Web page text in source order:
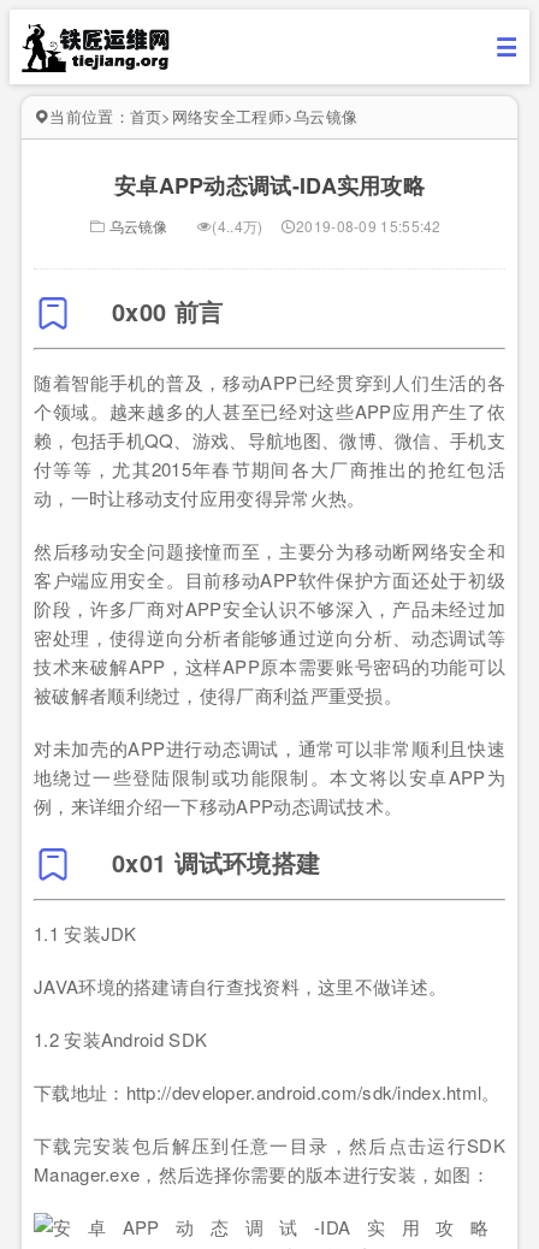
当前位置： 首页> 网络安全工程师>乌云镜像
安卓APP动态调试-IDA实用攻略
乌云镜像 (4..4万) 2019-08-09 15:55:42
0x00 前言
随着智能手机的普及，移动APP已经贯穿到人们生活的各
个领域。越来越多的人甚至已经对这些APP应用产生了依
赖，包括手机QQ、游戏、导航地图、微博、微信、手机支
付等等，尤其2015年春节期间各大厂商推出的抢红包活
动，一时让移动支付应用变得异常火热。
然后移动安全问题接憧而至，主要分为移动断网络安全和
客户端应用安全。目前移动APP软件保护方面还处于初级
阶段，许多厂商对APP安全认识不够深入，产品未经过加
密处理，使得逆向分析者能够通过逆向分析、动态调试等
技术来破解APP，这样APP原本需要账号密码的功能可以
被破解者顺利绕过，使得厂商利益严重受损。
对未加壳的APP进行动态调试，通常可以非常顺利且快速
地绕过一些登陆限制或功能限制。本文将以安卓APP为
例，来详细介绍一下移动APP动态调试技术。
0x01 调试环境搭建
1.1 安装JDK
JAVA环境的搭建请自行查找资料，这里不做详述。
1.2 安装Android SDK
下载地址：http://developer.android.com/sdk/index.html。
下载完安装包后解压到任意一目录，然后点击运行SDK
Manager.exe，然后选择你需要的版本进行安装，如图：